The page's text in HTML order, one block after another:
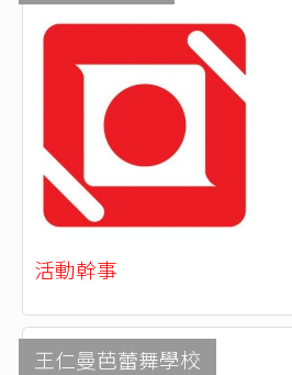
活動幹事
王仁曼芭蕾舞學校